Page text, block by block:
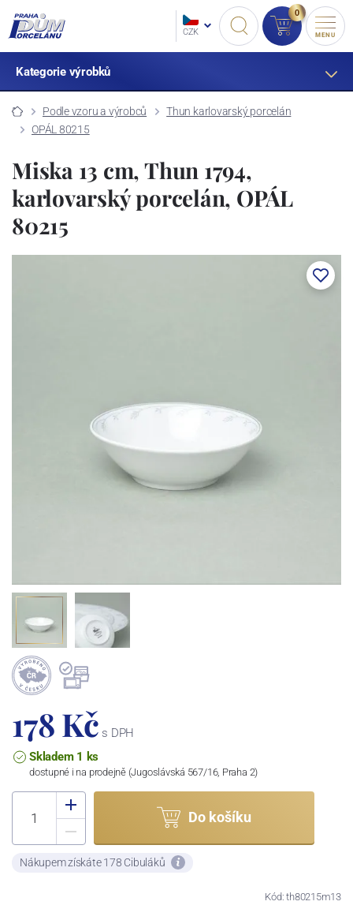
CZK
0
MENU
Kategorie výrobků
Podle vzoru a výrobců
Thun karlovarský porcelán
OPÁL 80215
Miska 13 cm, Thun 1794,
karlovarský porcelán, OPÁL
80215
178 Kč s DPH
Skladem 1 ks
dostupné i na prodejně (Jugoslávská 567/16, Praha 2)
Do košíku
Nákupem získáte 178 Cibuláků
Kód: th80215m13